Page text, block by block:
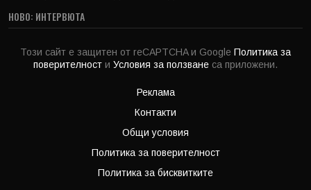
НОВО: ИНТЕРВЮТА
Този сайт е защитен от reCAPTCHA и Google Политика за
поверителност и Условия за ползване са приложени.
Реклама
Контакти
Общи условия
Политика за поверителност
Политика за бисквитките